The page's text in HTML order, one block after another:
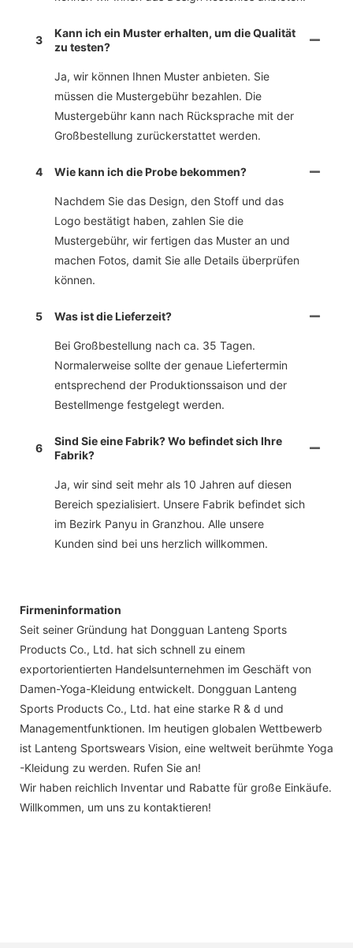
3
Kann ich ein Muster erhalten, um die Qualität
zu testen?
Ja, wir können Ihnen Muster anbieten. Sie
müssen die Mustergebühr bezahlen. Die
Mustergebühr kann nach Rücksprache mit der
Großbestellung zurückerstattet werden.
4 Wie kann ich die Probe bekommen?
Nachdem Sie das Design, den Stoff und das
Logo bestätigt haben, zahlen Sie die
Mustergebühr, wir fertigen das Muster an und
machen Fotos, damit Sie alle Details überprüfen
können.
5 Was ist die Lieferzeit?
Bei Großbestellung nach ca. 35 Tagen.
Normalerweise sollte der genaue Liefertermin
entsprechend der Produktionssaison und der
Bestellmenge festgelegt werden.
6
Sind Sie eine Fabrik? Wo befindet sich Ihre
Fabrik?
Ja, wir sind seit mehr als 10 Jahren auf diesen
Bereich spezialisiert. Unsere Fabrik befindet sich
im Bezirk Panyu in Granzhou. Alle unsere
Kunden sind bei uns herzlich willkommen.
Firmeninformation
Seit seiner Gründung hat Dongguan Lanteng Sports
Products Co., Ltd. hat sich schnell zu einem
exportorientierten Handelsunternehmen im Geschäft von
Damen-Yoga-Kleidung entwickelt. Dongguan Lanteng
Sports Products Co., Ltd. hat eine starke R & d und
Managementfunktionen. Im heutigen globalen Wettbewerb
ist Lanteng Sportswears Vision, eine weltweit berühmte Yoga
-Kleidung zu werden. Rufen Sie an!
Wir haben reichlich Inventar und Rabatte für große Einkäufe.
Willkommen, um uns zu kontaktieren!